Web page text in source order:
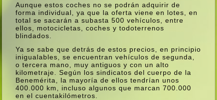
Aunque estos coches no se podrán adquirir de
forma individual, ya que la oferta viene en lotes, en
total se sacarán a subasta 500 vehí­culos, entre
ellos, motocicletas, coches y todoterrenos
blindados.
Ya se sabe que detrás de estos precios, en principio
inigualables, se encuentran vehí­culos de segunda,
o tercera mano, muy antiguos y con un alto
kilometraje. Según los sindicatos del cuerpo de la
Benemérita, la mayorí­a de ellos tendrí­an unos
400.000 km, incluso algunos que marcan 700.000
en el cuentakilómetros.